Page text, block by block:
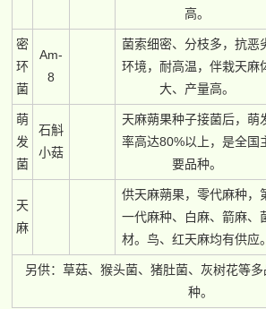
高。
密
环
菌
Am-
8
菌索细密、分枝多，抗恶
环境，耐高温，伴栽天麻
大、产量高。
萌
发
菌
石斛
小菇
天麻蒴果种子接菌后，萌
率高达80%以上，是全国
要品种。
天
麻
供天麻蒴果，零代麻种，
一代麻种、白麻、箭麻、
材。鸟、红天麻均有供应。
另供：草菇、猴头菌、猪肚菌、灰树花等
种。